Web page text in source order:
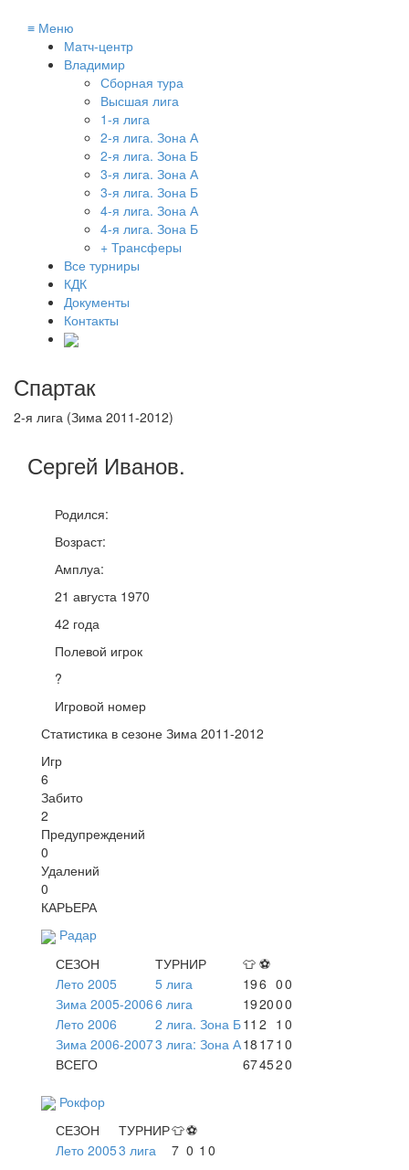
≡ Меню
Матч-центр
Владимир
Сборная тура
Высшая лига
1-я лига
2-я лига. Зона А
2-я лига. Зона Б
3-я лига. Зона А
3-я лига. Зона Б
4-я лига. Зона А
4-я лига. Зона Б
+ Трансферы
Все турниры
КДК
Документы
Контакты
Спартак
2-я лига (Зима 2011-2012)
Сергей Иванов.
Родился:
Возраст:
Амплуа:
21 августа 1970
42 года
Полевой игрок
?
Игровой номер
Статистика в сезоне Зима 2011-2012
Игр
6
Забито
2
Предупреждений
0
Удалений
0
КАРЬЕРА
Радар
СЕЗОН
ТУРНИР 👕 ⚽
Лето 2005
5 лига 196 00
Зима 2005-20066 лига 192000
Лето 2006
2 лига. Зона Б11 2 1 0
Зима 2006-20073 лига: Зона А18 171 0
ВСЕГО
674520
Рокфор
СЕЗОН
ТУРНИР👕⚽
Лето 20053 лига 7 0 1 0